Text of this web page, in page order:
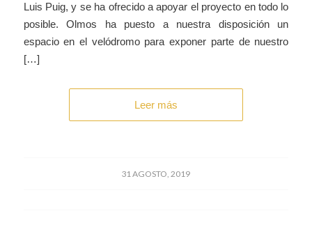
Luis Puig, y se ha ofrecido a apoyar el proyecto en todo lo
posible. Olmos ha puesto a nuestra disposición un
espacio en el velódromo para exponer parte de nuestro
[…]
Leer más
31 AGOSTO, 2019